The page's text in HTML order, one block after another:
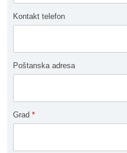
Kontakt telefon
Poštanska adresa
Grad *